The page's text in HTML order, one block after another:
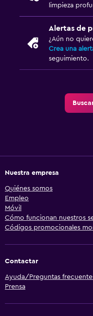
limpieza
Alertas de
¿Aún no
Crea una
seguimiento.
Nuestra empresa
Quiénes somos
Empleo
Móvil
Cómo funcionan nuestros
Códigos promocionales
Contactar
Ayuda/Preguntas
Prensa